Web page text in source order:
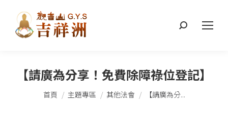
搜
【請廣為分享！免費除障祿位登記】
您在這裡：
首頁 主題專區 其他法會 【請廣為分...